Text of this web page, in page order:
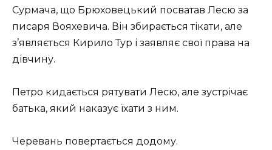
Сурмача, що Брюховецький посватав Лесю за
писаря Вояхевича. Він збирається тікати, але
з’являється Кирило Тур і заявляє свої права на
дівчину.
Петро кидається рятувати Лесю, але зустрічає
батька, який наказує їхати з ним.
Черевань повертається додому.